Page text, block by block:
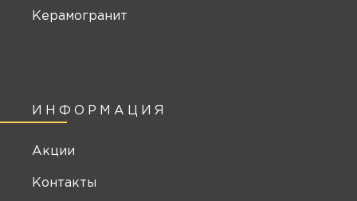
ИНФОРМАЦИЯ
Акции
Контакты
Керамогранит